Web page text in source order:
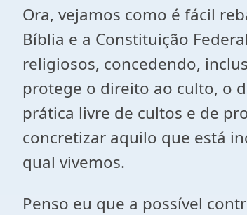
Ora, vejamos como é fácil
Bíblia e a Constituição
religiosos, concedendo,
protege o direito ao culto, o
prática livre de cultos e de
concretizar aquilo que está
qual vivemos.
Penso eu que a possível